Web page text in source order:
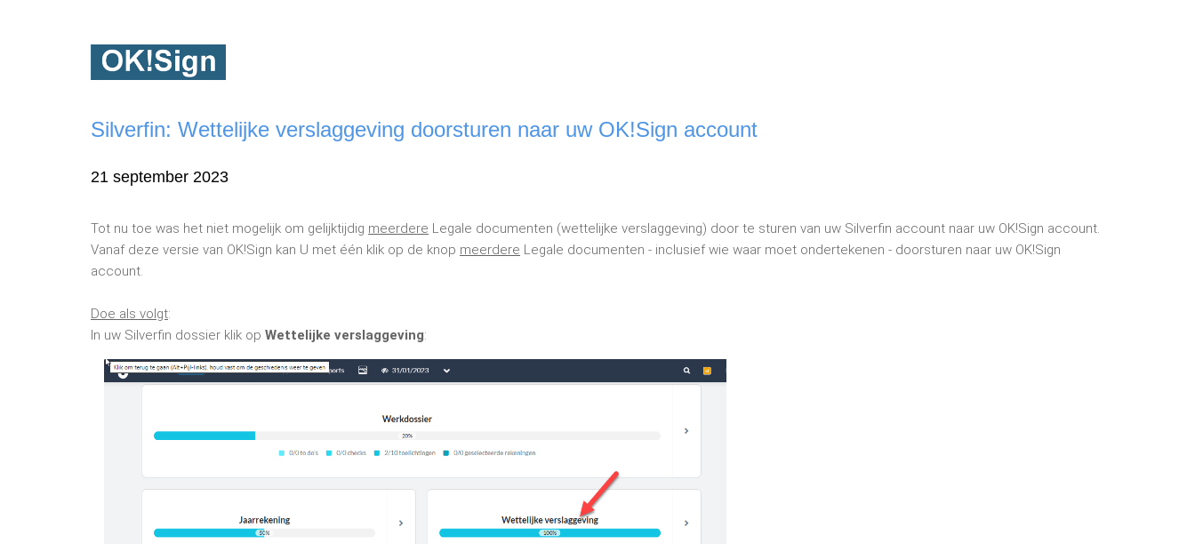
Silverfin: Wettelijke verslaggeving doorsturen naar uw OK!Sign account
21 september 2023
Tot nu toe was het niet mogelijk om gelijktijdig meerdere Legale documenten (wettelijke verslaggeving) door te sturen van uw Silverfin account naar uw OK!Sign account.
Vanaf deze versie van OK!Sign kan U met één klik op de knop meerdere Legale documenten - inclusief wie waar moet ondertekenen - doorsturen naar uw OK!Sign
account.
Doe als volgt:
In uw Silverfin dossier klik op Wettelijke verslaggeving: